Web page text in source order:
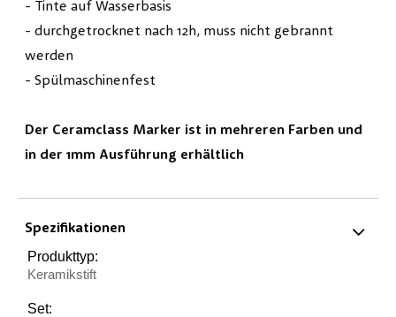
- Tinte auf Wasserbasis
- durchgetrocknet nach 12h, muss nicht gebrannt
werden
- Spülmaschinenfest
Der Ceramclass Marker ist in mehreren Farben und
in der 1mm Ausführung erhältlich
Spezifikationen
Produkttyp:
Keramikstift
Set: